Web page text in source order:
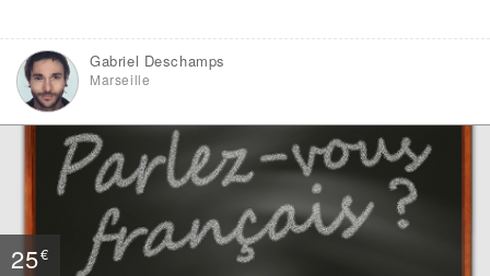
Gabriel Deschamps
Marseille
25€